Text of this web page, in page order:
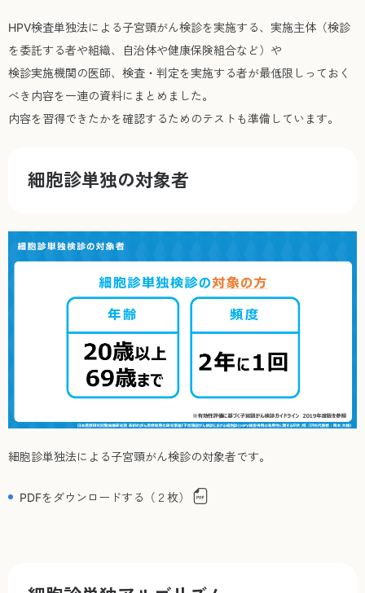
HPV検査単独法による子宮頸がん検診を実施する、実施主体（検診
を委託する者や組織、自治体や健康保険組合など）や
検診実施機関の医師、検査・判定を実施する者が最低限しっておく
べき内容を一連の資料にまとめました。
内容を習得できたかを確認するためのテストも準備しています。
細胞診単独の対象者
細胞診単独法による子宮頸がん検診の対象者です。
PDFをダウンロードする（２枚）